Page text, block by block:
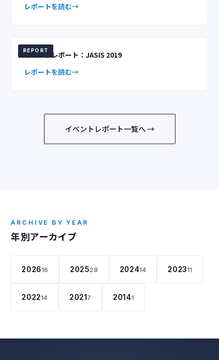
レポートを読む
REPORT
イベントレポート：JASIS 2019
レポートを読む
イベントレポート一覧へ →
ARCHIVE BY YEAR
年別アーカイブ
202616 202528 202414 202311
202214 2021 7 20141